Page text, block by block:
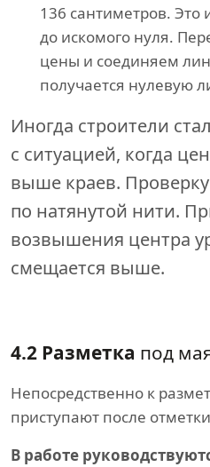
136 сантиметров. Это
до искомого нуля.
цены и соединяем
получается нулевую
Иногда строители
с ситуацией, когда
выше краев.
по натянутой нити.
возвышения центра
смещается выше.
4.2 Разметка под
Непосредственно к
приступают после
В работе